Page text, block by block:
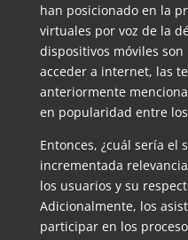
han posicionado en la
virtuales por voz de la
dispositivos móviles
acceder a internet, las
anteriormente
en popularidad entre
Entonces, ¿cuál sería el
incrementada
los usuarios y su
Adicionalmente, los
participar en los